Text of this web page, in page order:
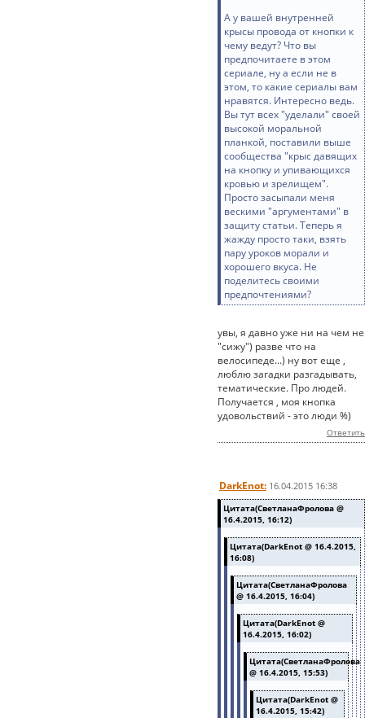
А у вашей внутренней
крысы провода от кнопки к
чему ведут? Что вы
предпочитаете в этом
сериале, ну а если не в
этом, то какие сериалы вам
нравятся. Интересно ведь.
Вы тут всех "уделали" своей
высокой моральной
планкой, поставили выше
сообщества "крыс давящих
на кнопку и упивающихся
кровью и зрелищем".
Просто засыпали меня
вескими "аргументами" в
защиту статьи. Теперь я
жажду просто таки, взять
пару уроков морали и
хорошего вкуса. Не
поделитесь своими
предпочтениями?
увы, я давно уже ни на чем не
"сижу") разве что на
велосипеде...) ну вот еще ,
люблю загадки разгадывать,
тематические. Про людей.
Получается , моя кнопка
удовольствий - это люди %)
Ответить
DarkEnot: 16.04.2015 16:38
Цитата(СветланаФролова @
16.4.2015, 16:12)
Цитата(DarkEnot @ 16.4.2015,
16:08)
Цитата(СветланаФролова
@ 16.4.2015, 16:04)
Цитата(DarkEnot @
16.4.2015, 16:02)
Цитата(СветланаФролова
@ 16.4.2015, 15:53)
Цитата(DarkEnot @
16.4.2015, 15:42)